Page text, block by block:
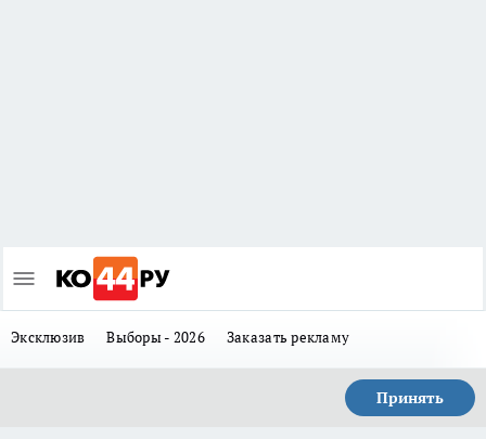
Эксклюзив Выборы - 2026 Заказать рекламу
Принять